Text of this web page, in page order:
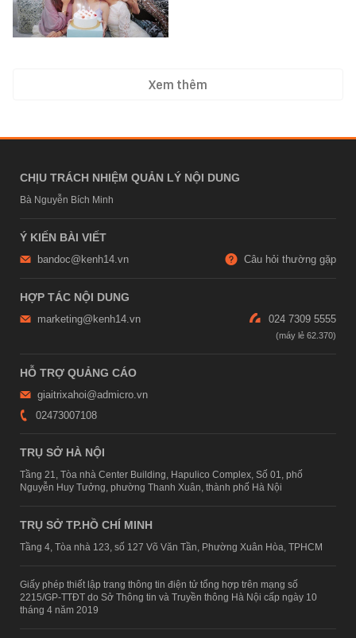
Xem thêm
CHỊU TRÁCH NHIỆM QUẢN LÝ NỘI DUNG
Bà Nguyễn Bích Minh
Ý KIẾN BÀI VIẾT
bandoc@kenh14.vn Câu hỏi thường gặp
HỢP TÁC NỘI DUNG
marketing@kenh14.vn 024 7309 5555
HỖ TRỢ QUẢNG CÁO
giaitrixahoi@admicro.vn
02473007108
TRỤ SỞ HÀ NỘI
Tầng 21, Tòa nhà Center Building, Hapulico Complex, Số 01, phố
Nguyễn Huy Tưởng, phường Thanh Xuân, thành phố Hà Nội
TRỤ SỞ TP.HỒ CHÍ MINH
Tầng 4, Tòa nhà 123, số 127 Võ Văn Tần, Phường Xuân Hòa, TPHCM
Giấy phép thiết lập trang thông tin điện tử tổng hợp trên mạng số
2215/GP-TTĐT do Sở Thông tin và Truyền thông Hà Nội cấp ngày 10
tháng 4 năm 2019